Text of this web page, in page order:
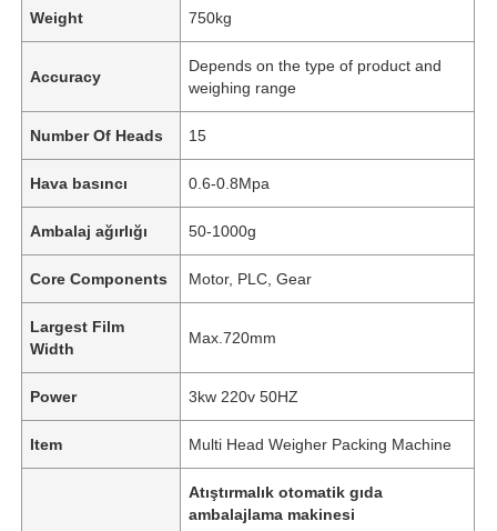
Ürünler
Weight 750kg
Accuracy
Depends on the type of product and
weighing range
Number Of Heads 15
Hava basıncı 0.6-0.8Mpa
Ambalaj ağırlığı 50-1000g
Core Components Motor, PLC, Gear
Largest Film
Width
Max.720mm
Power 3kw 220v 50HZ
Item Multi Head Weigher Packing Machine
Atıştırmalık otomatik gıda
ambalajlama makinesi